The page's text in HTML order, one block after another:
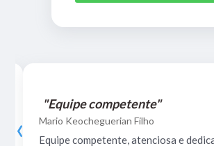
"Equipe competente"
Mario Keocheguerian Filho
Equipe competente, atenciosa e
‹